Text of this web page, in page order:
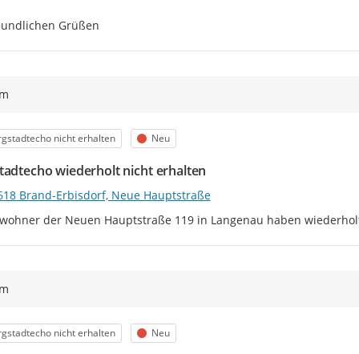
Grüßen
nicht erhalten Status
Neu
wiederholt nicht erhalten
Brand-Erbisdorf, Neue Hauptstraße
der Neuen Hauptstraße 119 in Langenau haben
nicht erhalten Status
Neu